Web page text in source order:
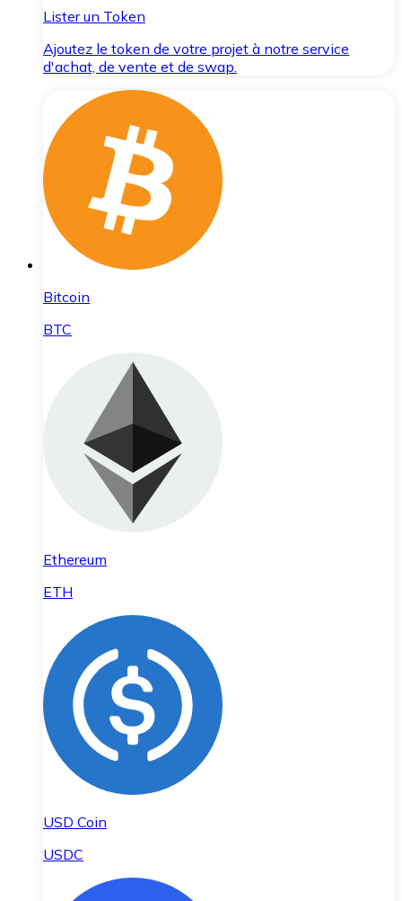
Lister un Token
Ajoutez le token de votre projet à notre service
d'achat, de vente et de swap.
Bitcoin
BTC
Ethereum
ETH
USD Coin
USDC